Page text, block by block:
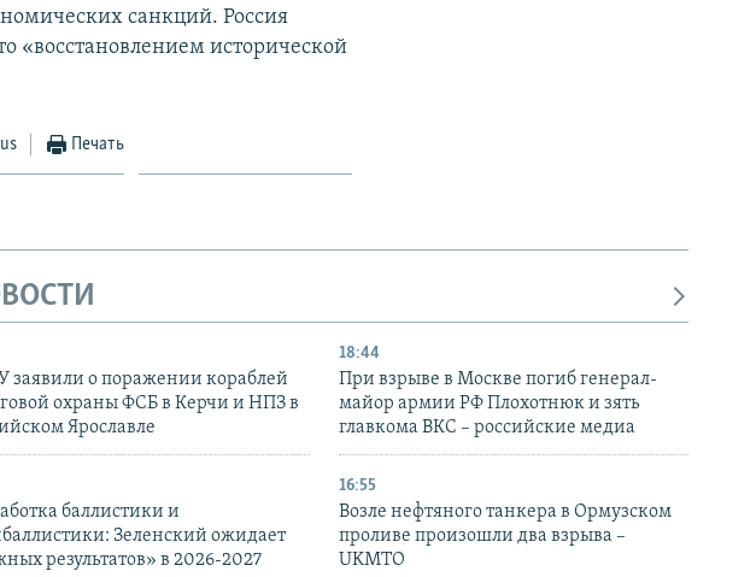
санкций. Россия
«восстановлением исторической
Печать
заявили о поражении кораблей
охраны ФСБ в Керчи и НПЗ в
Ярославле
18:44
При взрыве в Москве погиб генерал-
майор армии РФ Плохотнюк и зять
главкома ВКС – российские медиа
баллистики и
Зеленский ожидает
результатов» в 2026-2027
16:55
Возле нефтяного танкера в Ормузском
проливе произошли два взрыва –
UKMTO